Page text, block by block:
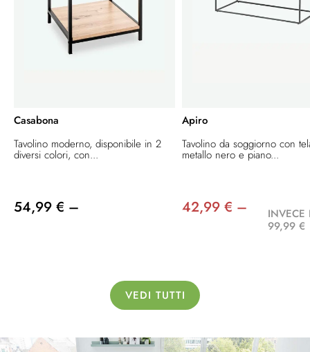
Casabona
Tavolino moderno, disponibile in 2
diversi colori, con...
54,99 € –
Apiro
Tavolino da soggiorno con
metallo nero e piano...
42,99 € –
INVECE
99,99 €
VEDI TUTTI